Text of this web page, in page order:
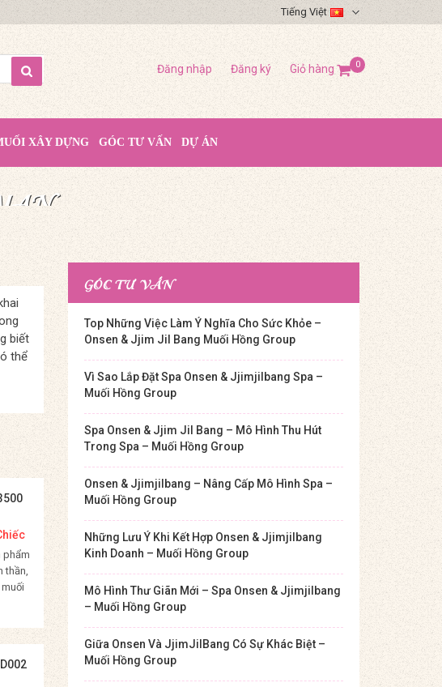
Tiếng Việt
Đăng nhập Đăng ký Giỏ hàng 0
XÂY DỰNG GÓC TƯ VẤN DỰ ÁN
biết
thể
phẩm
thần,
GÓC TƯ VẤN
Top Những Việc Làm Ý Nghĩa Cho Sức Khỏe –
Onsen & Jjim Jil Bang Muối Hồng Group
Vì Sao Lắp Đặt Spa Onsen & Jjimjilbang Spa –
Muối Hồng Group
Spa Onsen & Jjim Jil Bang – Mô Hình Thu Hút
Trong Spa – Muối Hồng Group
Onsen & Jjimjilbang – Nâng Cấp Mô Hình Spa –
Muối Hồng Group
Những Lưu Ý Khi Kết Hợp Onsen & Jjimjilbang
Kinh Doanh – Muối Hồng Group
Mô Hình Thư Giãn Mới – Spa Onsen & Jjimjilbang
– Muối Hồng Group
Giữa Onsen Và JjimJilBang Có Sự Khác Biệt –
Muối Hồng Group